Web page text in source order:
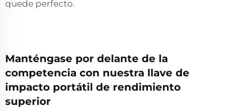
quede perfecto.
Manténgase por delante de la
competencia con nuestra llave de
impacto portátil de rendimiento
superior